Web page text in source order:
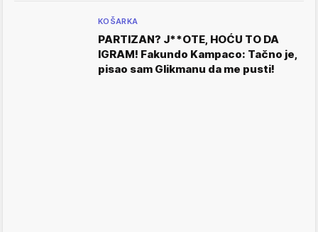
KOŠARKA
PARTIZAN? J**OTE, HOĆU TO DA
IGRAM! Fakundo Kampaco: Tačno je,
pisao sam Glikmanu da me pusti!